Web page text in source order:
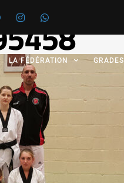
LA FÉDÉRATION GRADES